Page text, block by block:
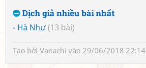
Dịch giả nhiều bài nhất
- Hà Như(13 bài)
Tạo bởi Vanachi vào 29/06/2018 22:14